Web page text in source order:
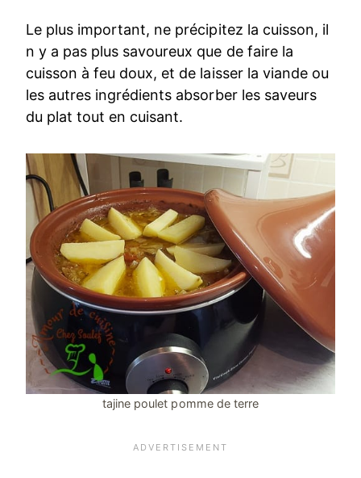
Le plus important, ne précipitez la cuisson, il
n y a pas plus savoureux que de faire la
cuisson à feu doux, et de laisser la viande ou
les autres ingrédients absorber les saveurs
du plat tout en cuisant.
tajine poulet pomme de terre